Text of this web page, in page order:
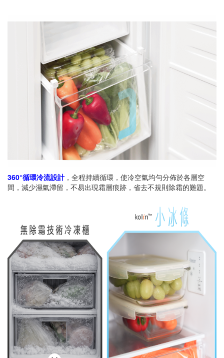
360°循環冷流設計，全程持續循環，使冷空氣均勻分佈於各層空
間，減少濕氣滯留，不易出現霜層痕跡，省去不規則除霜的難題。